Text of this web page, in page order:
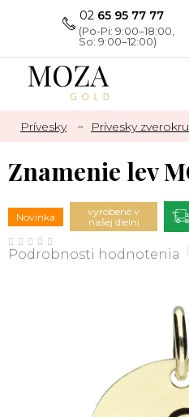
02 65 95 77 77
Prívesky Prívesky
Znamenie lev
Novinka
vyrobené v
našej dielni
Priemerné
hodnotenie
produktu
Podrobnosti hodnotenia